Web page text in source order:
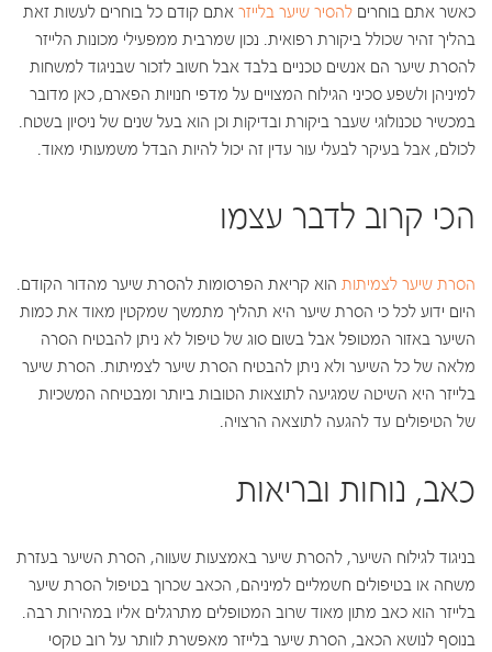
כאשר אתם בוחרים להסיר שיער בלייזר אתם קודם כל בוחרים לעשות זאת
בהליך זהיר שכולל ביקורת רפואית. נכון שמרבית ממפעילי מכונות הלייזר
להסרת שיער הם אנשים טכניים בלבד אבל חשוב לזכור שבניגוד למשחות
למיניהן ולשפע סכיני הגילוח המצויים על מדפי חנויות הפארם, כאן מדובר
במכשיר טכנולוגי שעבר ביקורת ובדיקות וכן הוא בעל שנים של ניסיון בשטח.
לכולם, אבל בעיקר לבעלי עור עדין זה יכול להיות הבדל משמעותי מאוד.
הכי קרוב לדבר עצמו
הסרת שיער לצמיתות הוא קריאת הפרסומות להסרת שיער מהדור הקודם.
היום ידוע לכל כי הסרת שיער היא תהליך מתמשך שמקטין מאוד את כמות
השיער באזור המטופל אבל בשום סוג של טיפול לא ניתן להבטיח הסרה
מלאה של כל השיער ולא ניתן להבטיח הסרת שיער לצמיתות. הסרת שיער
בלייזר היא השיטה שמגיעה לתוצאות הטובות ביותר ומבטיחה המשכיות
של הטיפולים עד להגעה לתוצאה הרצויה.
כאב, נוחות ובריאות
בניגוד לגילוח השיער, להסרת שיער באמצעות שעווה, הסרת השיער בעזרת
משחה או בטיפולים חשמליים למיניהם, הכאב שכרוך בטיפול הסרת שיער
בלייזר הוא כאב מתון מאוד שרוב המטופלים מתרגלים אליו במהירות רבה.
בנוסף לנושא הכאב, הסרת שיער בלייזר מאפשרת לוותר על רוב טקסי